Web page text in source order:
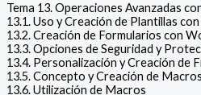
Tema 13. Operaciones Avanzadas
13.1. Uso y Creación de Plantillas
13.2. Creación de Formularios con
13.3. Opciones de Seguridad y
13.4. Personalización y Creación de
13.5. Concepto y Creación de Macros
13.6. Utilización de Macros